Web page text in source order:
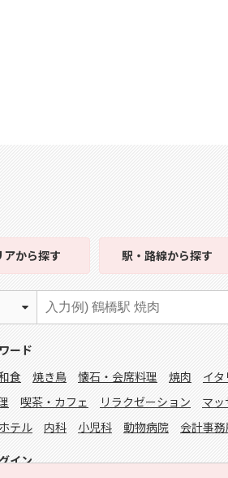
アから探す 駅・路線から探す
ード
食 焼き鳥 懐石・会席料理 焼肉 イ
喫茶・カフェ リラクゼーション マッ
テル
内科 小児科 動物病院 会計事
イン